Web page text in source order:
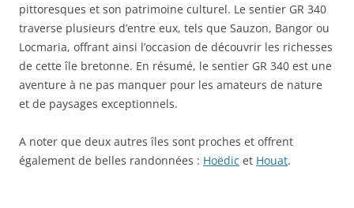
pittoresques et son patrimoine culturel. Le sentier GR 340
traverse plusieurs d’entre eux, tels que Sauzon, Bangor ou
Locmaria, offrant ainsi l’occasion de découvrir les richesses
de cette île bretonne. En résumé, le sentier GR 340 est une
aventure à ne pas manquer pour les amateurs de nature
et de paysages exceptionnels.
A noter que deux autres îles sont proches et offrent
également de belles randonnées : Hoëdic et Houat.